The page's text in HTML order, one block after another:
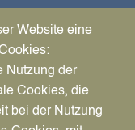
Website eine
Nutzung der
Cookies, die
bei der Nutzung